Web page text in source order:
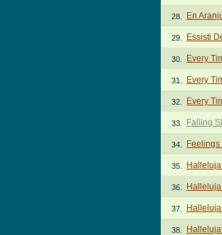
28. En
29. Essisti
30. Every
31. Every
32. Every
33. Falling
34.
35.
36.
37.
38.